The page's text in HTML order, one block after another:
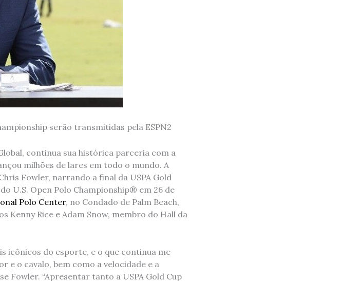
serão transmitidas pela ESPN2
continua sua histórica parceria com a
milhões de lares em todo o mundo. A
Fowler, narrando a final da USPA Gold
U.S. Open Polo Championship® em 26 de
Polo Center, no Condado de Palm Beach,
Kenny Rice e Adam Snow, membro do Hall da
icônicos do esporte, e o que continua me
e o cavalo, bem como a velocidade e a
Fowler. “Apresentar tanto a USPA Gold Cup